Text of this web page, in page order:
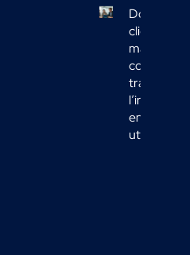
Données
clients
marketing :
comment
en actions
utiles ?